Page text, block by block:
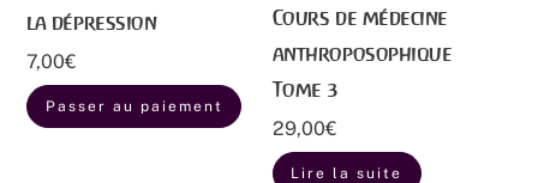
la dépression
7,00€
Passer au paiement
Cours de médecine
anthroposophique
Tome 3
29,00€
Lire la suite